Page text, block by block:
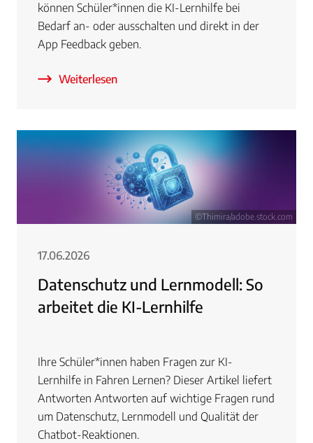
können Schüler*innen die KI-Lernhilfe bei
Bedarf an- oder ausschalten und direkt in der
App Feedback geben.
Weiterlesen
©Thimira/adobe.stock.com
17.06.2026
Datenschutz und Lernmodell: So
arbeitet die KI-Lernhilfe
Ihre Schüler*innen haben Fragen zur KI-
Lernhilfe in Fahren Lernen? Dieser Artikel liefert
Antworten Antworten auf wichtige Fragen rund
um Datenschutz, Lernmodell und Qualität der
Chatbot-Reaktionen.